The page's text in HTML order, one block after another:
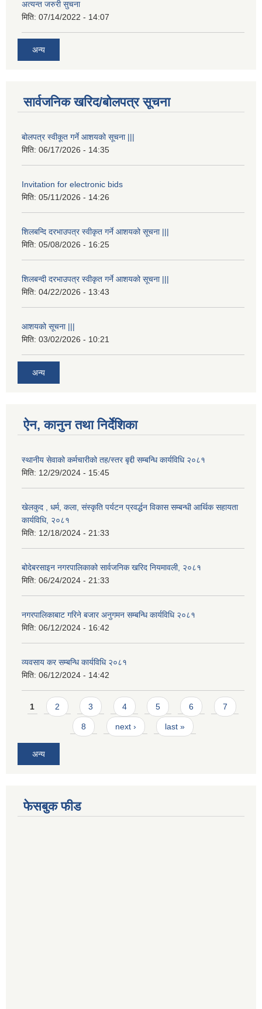
अत्यन्त जरुरी सुचना
मिति: 07/14/2022 - 14:07
अन्य
सार्वजनिक खरिद/बोलपत्र सूचना
बोलपत्र स्वीकूत गर्ने आशयको सूचना |||
मिति: 06/17/2026 - 14:35
Invitation for electronic bids
मिति: 05/11/2026 - 14:26
शिलबन्दि दरभाउपत्र स्वीकृत गर्ने आशयको सूचना |||
मिति: 05/08/2026 - 16:25
शिलबन्दी दरभाउपत्र स्वीकृत गर्ने आशयको सूचना |||
मिति: 04/22/2026 - 13:43
आशयको सूचना |||
मिति: 03/02/2026 - 10:21
अन्य
ऐन, कानुन तथा निर्देशिका
स्थानीय सेवाको कर्मचारीको तह/स्तर बृद्दी सम्बन्धि कार्यविधि २०८१
मिति: 12/29/2024 - 15:45
खेलकुद , धर्म, कला, संस्कृति पर्यटन प्रवर्द्धन विकास सम्बन्धी आर्थिक सहायता
कार्यविधि, २०८१
मिति: 12/18/2024 - 21:33
बोदेबरसाइन नगरपालिकाको सार्वजनिक खरिद नियमावली, २०८१
मिति: 06/24/2024 - 21:33
नगरपालिकाबाट गरिने बजार अनुगमन सम्बन्धि कार्यविधि २०८१
मिति: 06/12/2024 - 16:42
व्यवसाय कर सम्बन्धि कार्यविधि २०८१
मिति: 06/12/2024 - 14:42
Pages
1 2 3 4 5 6 7
8 next › last »
अन्य
फेसबुक फीड